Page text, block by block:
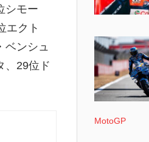
シモー
エクト
ベンシュ
、29位ド
MotoGP